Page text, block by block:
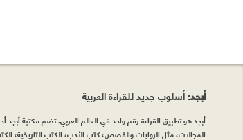
أبجد: أسلوب جديد للقراءة العربية
أبجد هو تطبيق القراءة رقم واحد في العالم العربي. تضم مكتبة أبجد
المجالات، مثل الروايات والقصص، كتب الأدب، الكتب التاريخية،